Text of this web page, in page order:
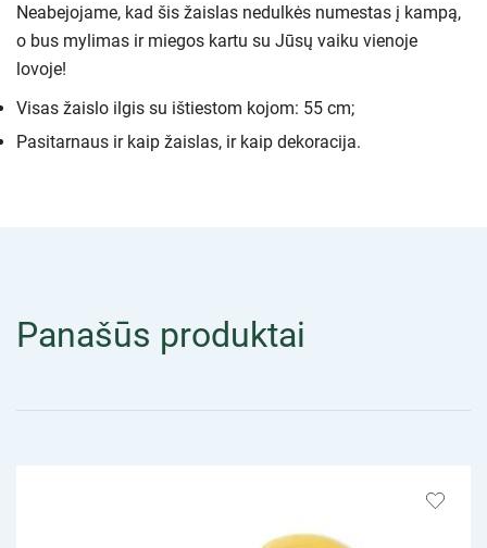
Neabejojame, kad šis žaislas nedulkės numestas į kampą,
o bus mylimas ir miegos kartu su Jūsų vaiku vienoje
lovoje!
Visas žaislo ilgis su ištiestom kojom: 55 cm;
Pasitarnaus ir kaip žaislas, ir kaip dekoracija.
Panašūs produktai